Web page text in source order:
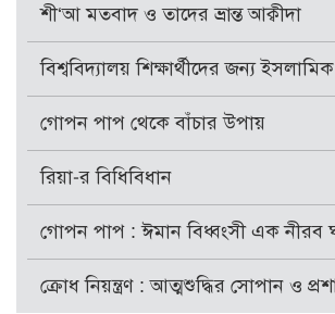
শী‘আ মতবাদ ও তাদের ভ্রান্ত আক্বীদা
বিশ্ববিদ্যালয় শিক্ষার্থীদের জন্য
গোপন পাপ থেকে বাঁচার উপায়
রিয়া-র বিধিবিধান
গোপন পাপ : ঈমান বিধ্বংসী এক নীরব
ক্রোধ নিয়ন্ত্রণ : আত্মশুদ্ধির সোপান ও